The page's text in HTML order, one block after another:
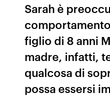
Sarah è
figlio di 8 anni
madre, infatti,
qualcosa di
possa essersi